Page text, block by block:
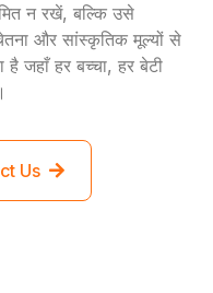
न रखें, बल्कि उसे
चेतना और सांस्कृतिक मूल्यों से
है जहाँ हर बच्चा, हर बेटी
Us